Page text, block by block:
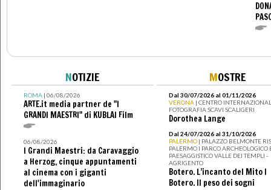
NOTIZIE
ROMA| 06/08/2026
ARTE.it media partner de "I
GRANDI MAESTRI" di KUBLAI Film
06/08/2026
I Grandi Maestri: da Caravaggio
a Herzog, cinque appuntamenti
al cinema con i giganti
dell'immaginario
MOSTRE
Dal 30/07/2026 al 01/11/2026
VERONA | CENTRO
FOTOGRAFIA SCAVI SCALIGERI
Dorothea Lange
Dal 24/07/2026 al 31/10/2026
PALERMO | PALAZZO BELMONTE
PALERMO I PARCO ARCHEOLOGICO
PAESAGGISTICO VALLE DEI TEMPLI -
AGRIGENTO
Botero. L’incanto del Mito I
Botero. Il peso dei sogni